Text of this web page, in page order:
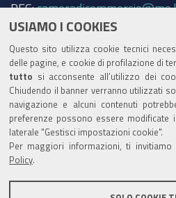
USIAMO I COOKIES
Questo sito utilizza cookie tecnici
delle pagine, e cookie di profilazione di
tutto si acconsente all’utilizzo dei
Chiudendo il banner verranno utilizzati
navigazione e alcuni contenuti
preferenze possono essere modificate
laterale "Gestisci impostazioni cookie".
Per maggiori informazioni, ti
Policy
PEC:
Amministrazione trasparente
Albo Camerale
Pubblicità Legale
Area riservata